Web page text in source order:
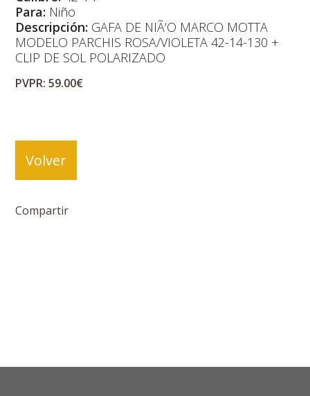
Para: Niño
Descripción: GAFA DE NIÃ‘O MARCO MOTTA
MODELO PARCHIS ROSA/VIOLETA 42-14-130 +
CLIP DE SOL POLARIZADO
PVPR: 59.00€
Volver
Compartir